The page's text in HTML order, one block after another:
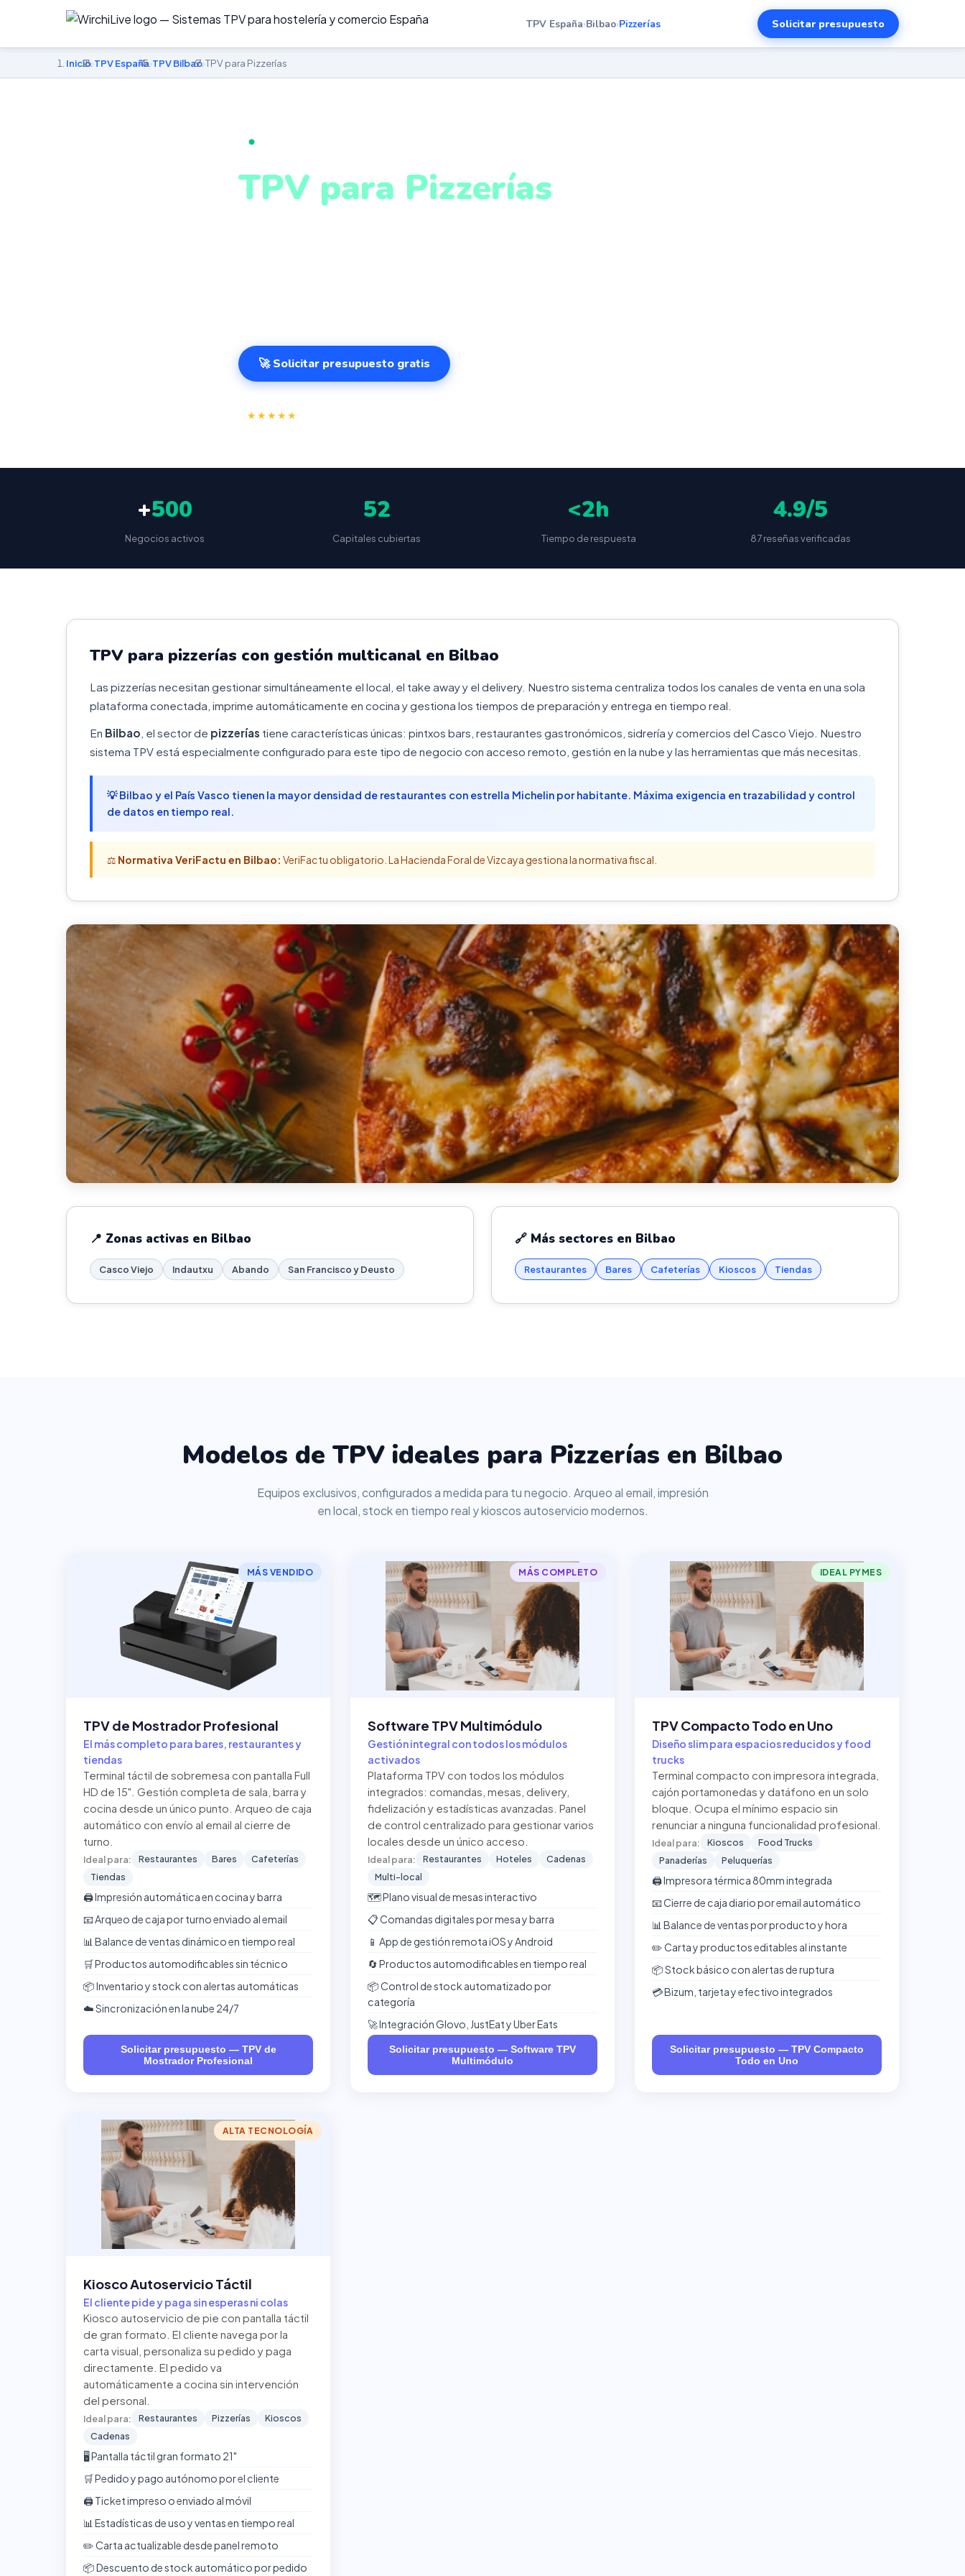
TPV España›Bilbao›Pizzerías Solicitar presupuesto
Inicio›TPV España›TPV Bilbao›TPV para Pizzerías
TPV PARA PIZZERÍAS EN BILBAO
TPV para Pizzerías
🚀 Solicitar presupuesto gratis
★★★★★
+500
Negocios activos
52
Capitales cubiertas
<2h
Tiempo de respuesta
4.9/5
87 reseñas verificadas
TPV para pizzerías con gestión multicanal en Bilbao
Las pizzerías necesitan gestionar simultáneamente el local, el take away y el delivery. Nuestro sistema centraliza todos los canales de venta en una sola
plataforma conectada, imprime automáticamente en cocina y gestiona los tiempos de preparación y entrega en tiempo real.
En Bilbao , el sector de pizzerías tiene características únicas: pintxos bars, restaurantes gastronómicos, sidrería y comercios del Casco Viejo. Nuestro
sistema TPV está especialmente configurado para este tipo de negocio con acceso remoto, gestión en la nube y las herramientas que más necesitas.
💡 Bilbao y el País Vasco tienen la mayor densidad de restaurantes con estrella Michelin por habitante. Máxima exigencia en trazabilidad y control
de datos en tiempo real.
⚖️ Normativa VeriFactu en Bilbao: VeriFactu obligatorio. La Hacienda Foral de Vizcaya gestiona la normativa fiscal.
📍 Zonas activas en Bilbao
Casco Viejo Indautxu Abando San Francisco y Deusto
🔗 Más sectores en Bilbao
Restaurantes Bares Cafeterías Kioscos Tiendas
Modelos de TPV ideales para Pizzerías en Bilbao
Equipos exclusivos, configurados a medida para tu negocio. Arqueo al email, impresión
en local, stock en tiempo real y kioscos autoservicio modernos.
MÁS VENDIDO
TPV de Mostrador Profesional
El más completo para bares, restaurantes y
tiendas
Terminal táctil de sobremesa con pantalla Full
HD de 15". Gestión completa de sala, barra y
cocina desde un único punto. Arqueo de caja
automático con envío al email al cierre de
turno.
Ideal para: Restaurantes Bares
Cafeterías
Tiendas
🖨️ Impresión automática en cocina y barra
📧 Arqueo de caja por turno enviado al email
📊 Balance de ventas dinámico en tiempo real
🛒 Productos automodificables sin técnico
📦 Inventario y stock con alertas automáticas
☁️ Sincronización en la nube 24/7
Solicitar presupuesto — TPV de
Mostrador Profesional
MÁS COMPLETO
Software TPV Multimódulo
Gestión integral con todos los módulos
activados
Plataforma TPV con todos los módulos
integrados: comandas, mesas, delivery,
fidelización y estadísticas avanzadas. Panel
de control centralizado para gestionar varios
locales desde un único acceso.
Ideal para: Restaurantes Hoteles
Cadenas
Multi-local
🗺️ Plano visual de mesas interactivo
📋 Comandas digitales por mesa y barra
📱 App de gestión remota iOS y Android
🔄 Productos automodificables en tiempo real
📦 Control de stock automatizado por
categoría
🚀 Integración Glovo, JustEat y Uber Eats
Solicitar presupuesto — Software TPV
Multimódulo
IDEAL PYMES
TPV Compacto Todo en Uno
Diseño slim para espacios reducidos y food
trucks
Terminal compacto con impresora integrada,
cajón portamonedas y datáfono en un solo
bloque. Ocupa el mínimo espacio sin
renunciar a ninguna funcionalidad profesional.
Ideal para: Kioscos
Food Trucks
Panaderías
Peluquerías
🖨️ Impresora térmica 80mm integrada
📧 Cierre de caja diario por email automático
📊 Balance de ventas por producto y hora
✏️ Carta y productos editables al instante
📦 Stock básico con alertas de ruptura
💳 Bizum, tarjeta y efectivo integrados
Solicitar presupuesto — TPV Compacto
Todo en Uno
ALTA TECNOLOGÍA
Kiosco Autoservicio Táctil
El cliente pide y paga sin esperas ni colas
Kiosco autoservicio de pie con pantalla táctil
de gran formato. El cliente navega por la
carta visual, personaliza su pedido y paga
directamente. El pedido va
automáticamente a cocina sin intervención
del personal.
Ideal para: Restaurantes Pizzerías
Kioscos
Cadenas
🖥️ Pantalla táctil gran formato 21"
🛒 Pedido y pago autónomo por el cliente
🖨️ Ticket impreso o enviado al móvil
📊 Estadísticas de uso y ventas en tiempo real
✏️ Carta actualizable desde panel remoto
📦 Descuento de stock automático por pedido